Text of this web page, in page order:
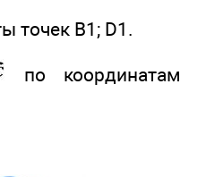
точек B1; D1.
по координатам